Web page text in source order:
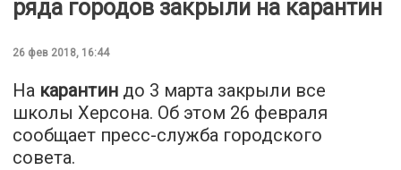
ряда городов закрыли на карантин
26 фев 2018, 16:44
На карантин до 3 марта закрыли все
школы Херсона. Об этом 26 февраля
сообщает пресс-служба городского
совета.